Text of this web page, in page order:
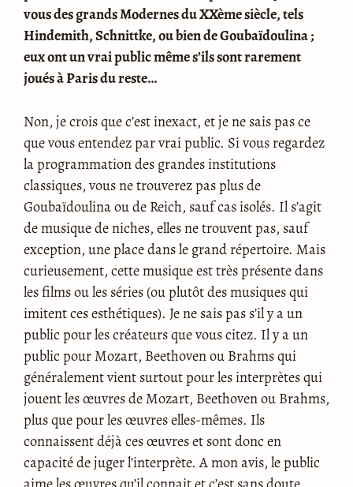
vous des grands Modernes du XXème siècle, tels
Hindemith, Schnittke, ou bien de Goubaïdoulina;
eux ont un vrai public même s’ils sont rarement
joués à Paris du reste…
Non, je crois que c’est inexact, et je ne sais pas ce
que vous entendez par vrai public. Si vous regardez
la programmation des grandes institutions
classiques, vous ne trouverez pas plus de
Goubaïdoulina ou de Reich, sauf cas isolés. Il s’agit
de musique de niches, elles ne trouvent pas, sauf
exception, une place dans le grand répertoire. Mais
curieusement, cette musique est très présente dans
les films ou les séries (ou plutôt des musiques qui
imitent ces esthétiques). Je ne sais pas s’il y a un
public pour les créateurs que vous citez. Il y a un
public pour Mozart, Beethoven ou Brahms qui
généralement vient surtout pour les interprètes qui
jouent les œuvres de Mozart, Beethoven ou Brahms,
plus que pour les œuvres elles-mêmes. Ils
connaissent déjà ces œuvres et sont donc en
capacité de juger l’interprète. A mon avis, le public